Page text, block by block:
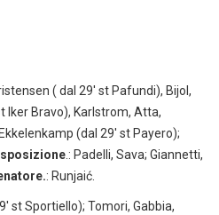
( dal 29' st Pafundi), Bijol,
Iker Bravo), Karlstrom, Atta,
(dal 29' st Payero);
.: Padelli, Sava; Giannetti,
: Runjaić.
st Sportiello); Tomori, Gabbia,